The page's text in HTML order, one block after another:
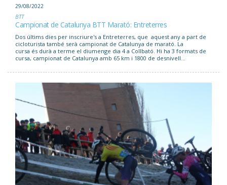
29/08/2022
BTT
Campionat de Catalunya BTT Marató: Entreterres
Dos últims dies per inscriure's a Entreterres, que aquest any a part de
cicloturista també serà campionat de Catalunya de marató. La
cursa és durà a terme el diumenge dia 4 a Collbató. Hi ha 3 formats de
cursa, campionat de Catalunya amb 65 km i 1800 de desnivell...